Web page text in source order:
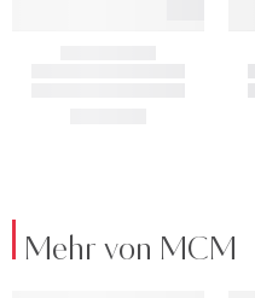
Mehr von MCM